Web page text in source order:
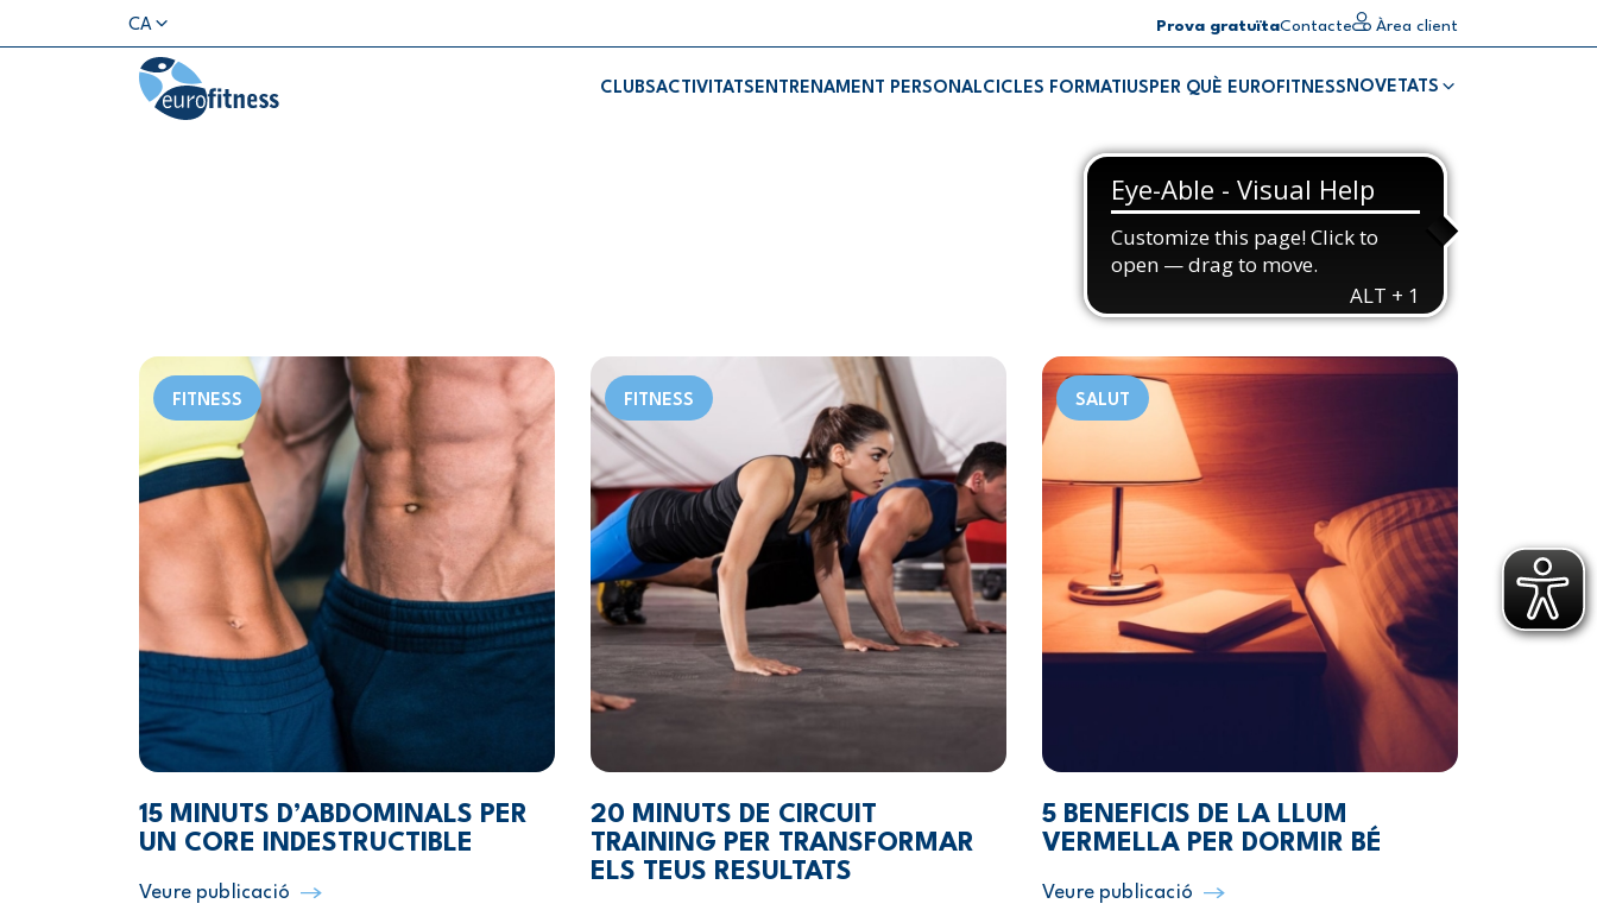
CA Prova gratuïtaContacte Àrea client
CLUBSACTIVITATS ENTRENAMENT PERSONALCICLES FORMATIUS PER QUÈ EUROFITNESS NOVETATS
FITNESS
15 MINUTS D’ABDOMINALS PER
UN CORE INDESTRUCTIBLE
Veure publicació
FITNESS
20 MINUTS DE CIRCUIT
TRAINING PER TRANSFORMAR
ELS TEUS RESULTATS
SALUT
5 BENEFICIS DE LA LLUM
VERMELLA PER DORMIR BÉ
Veure publicació